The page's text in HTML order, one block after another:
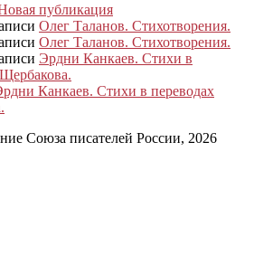
публикация
Олег Таланов. Стихотворения.
Олег Таланов. Стихотворения.
Эрдни Канкаев. Стихи в
Канкаев. Стихи в переводах
Союза писателей России, 2026